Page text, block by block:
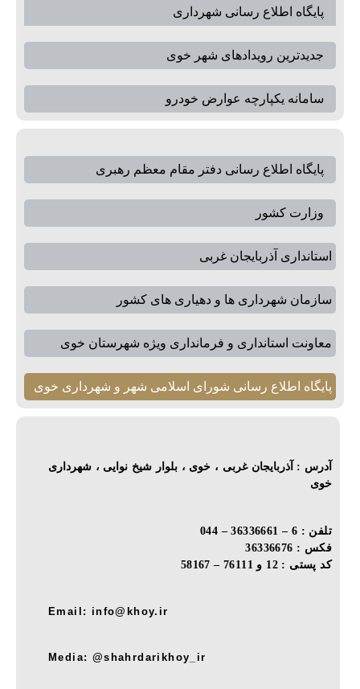
پایگاه اطلاع رسانی شهرداری
جدیدترین رویدادهای شهر خوی
سامانه یکپارچه عوارض خودرو
پایگاه اطلاع رسانی دفتر مقام معظم رهبری
وزارت کشور
استانداری آذربایجان غربی
سازمان شهرداری ها و دهیاری های کشور
معاونت استانداری و فرمانداری ویژه شهرستان خوی
پایگاه اطلاع رسانی شورای اسلامی شهر و شهرداری خوی
آدرس : آذربایجان غربی ، خوی ، بلوار شیخ نوایی ، شهرداری
خوی
تلفن : 6 – 36336661 – 044
فکس : 36336676
کد پستی : 12 و 76111 – 58167